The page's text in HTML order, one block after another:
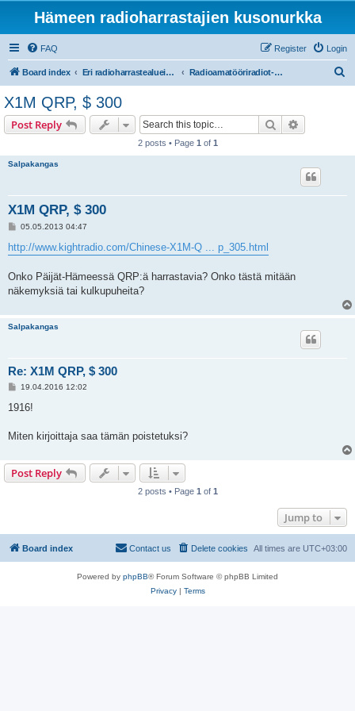
Hämeen radioharrastajien kusonurkka
FAQ Login
Register
Board index Eri radioharrastealueiden mukaiset osastot Radioamatööriradiot- ja taajuudet
X1M QRP, $ 300
Post Reply Search
2 posts • Page 1 of 1
Salpakangas
X1M QRP, $ 300
P
s
t
05.05.2013 04:47
http://www.kightradio.com/Chinese-X1M-Q ... p_305.html
Onko Päijät-Hämeessä QRP:ä harrastavia? Onko tästä mitään
näkemyksiä tai kulkupuheita?
Salpakangas
Re: X1M QRP, $ 300
P
s
19.04.2016 12:02
1916!
Miten kirjoittaja saa tämän poistetuksi?
Post Reply
2 posts • Page 1 of 1
Jump to
Board index All times are UTC+03:00
Delete cookies
Contact us
Powered by phpBB® Forum Software © phpBB Limited
Privacy| Terms